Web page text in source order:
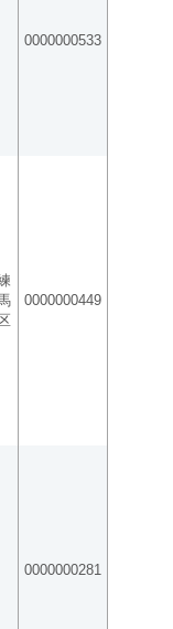
0000000533
区
0000000449
0000000281